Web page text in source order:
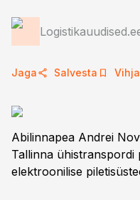
Jaga Salvesta Vihja
Abilinnapea Andrei
Tallinna ühistranspordi
elektroonilise